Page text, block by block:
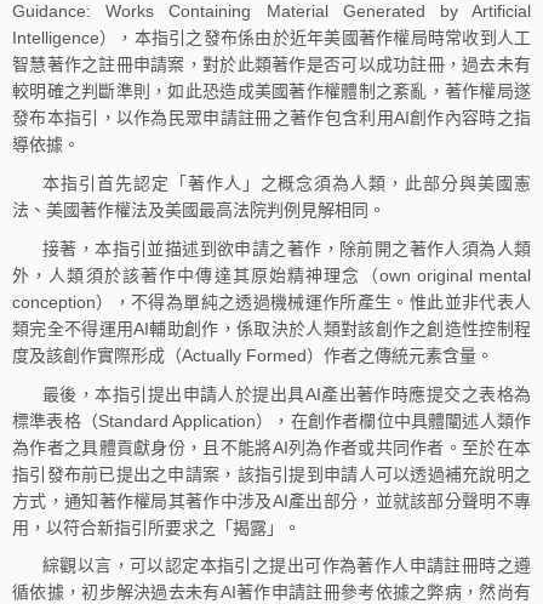
Guidance: Works Containing Material Generated by Artificial
Intelligence），本指引之發布係由於近年美國著作權局時常收到人工
智慧著作之註冊申請案，對於此類著作是否可以成功註冊，過去未有
較明確之判斷準則，如此恐造成美國著作權體制之紊亂，著作權局遂
發布本指引，以作為民眾申請註冊之著作包含利用AI創作內容時之指
導依據。
本指引首先認定「著作人」之概念須為人類，此部分與美國憲
法、美國著作權法及美國最高法院判例見解相同。
接著，本指引並描述到欲申請之著作，除前開之著作人須為人類
外，人類須於該著作中傳達其原始精神理念（own original mental
conception），不得為單純之透過機械運作所產生。惟此並非代表人
類完全不得運用AI輔助創作，係取決於人類對該創作之創造性控制程
度及該創作實際形成（Actually Formed）作者之傳統元素含量。
最後，本指引提出申請人於提出具AI產出著作時應提交之表格為
標準表格（Standard Application），在創作者欄位中具體闡述人類作
為作者之具體貢獻身份，且不能將AI列為作者或共同作者。至於在本
指引發布前已提出之申請案，該指引提到申請人可以透過補充說明之
方式，通知著作權局其著作中涉及AI產出部分，並就該部分聲明不專
用，以符合新指引所要求之「揭露」。
綜觀以言，可以認定本指引之提出可作為著作人申請註冊時之遵
循依據，初步解決過去未有AI著作申請註冊參考依據之弊病，然尚有